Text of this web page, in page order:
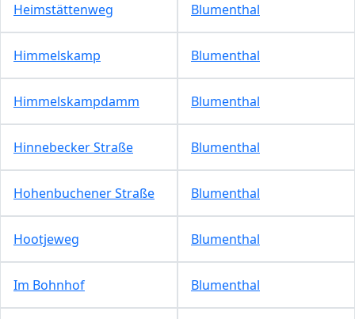
Heimstättenweg Blumenthal
Himmelskamp Blumenthal
Himmelskampdamm Blumenthal
Hinnebecker Straße Blumenthal
Hohenbuchener Straße Blumenthal
Hootjeweg Blumenthal
Im Bohnhof Blumenthal